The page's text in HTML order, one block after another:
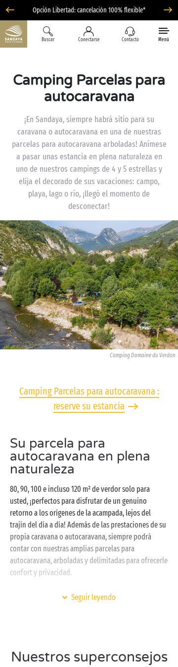
Opción Libertad: cancelación 100% flexible*
Buscar Conectarse Contacto Menú
Camping Parcelas para
autocaravana
¡En Sandaya, siempre habrá sitio para su
caravana o autocaravana en una de nuestras
parcelas para autocaravana arboladas! Anímese
a pasar unas estancia en plena naturaleza en
uno de nuestros campings de 4 y 5 estrellas y
elija el decorado de sus vacaciones: campo,
playa, lago o río, ¡llegó el momento de
desconectar!
Camping Domaine du Verdon
Camping Parcelas para autocaravana :
reserve su estancia
Su parcela para
autocaravana en plena
naturaleza
80, 90, 100 e incluso 120 m² de verdor solo para
usted, ¡perfectos para disfrutar de un genuino
retorno a los orígenes de la acampada, lejos del
trajín del día a día! Además de las prestaciones de su
propia caravana o autocaravana, siempre podrá
contar con nuestras amplias parcelas para
autocaravana, arboladas y delimitadas para ofrecerle
confort y privacidad.
En los campings Sandaya, cuanto mayor es el número
de conchas, mayores son las ventajas: ¡encuentre el
adaptan a todas sus necesidades para ofrecerle las
vacaciones de sus sueños.
Seguir leyendo
Nuestros superconsejos